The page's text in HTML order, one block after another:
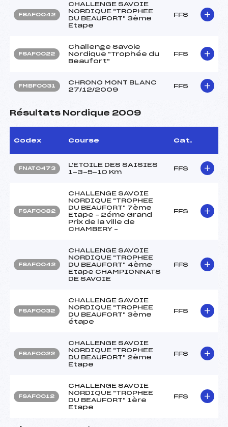
FSAF0042
CHALLENGE SAVOIE
NORDIQUE "TROPHEE
DU BEAUFORT" 3ème
Etape
FFS
FSAF0022
Challenge Savoie
Nordique "Trophée du
Beaufort"
FFS
FMBF0031
CHRONO MONT BLANC
27/12/2009
FFS
Résultats Nordique 2009
Codex Course Cat.
FNAT0473
L'ETOILE DES SAISIES
1-3-5-10 Km
FFS
FSAF0082
CHALLENGE SAVOIE
NORDIQUE "TROPHEE
DU BEAUFORT" 7ème
Etape – 2éme Grand
Prix de la Ville de
CHAMBERY –
FFS
FSAF0042
CHALLENGE SAVOIE
NORDIQUE "TROPHEE
DU BEAUFORT" 4ème
Etape CHAMPIONNATS
DE SAVOIE
FFS
FSAF0032
CHALLENGE SAVOIE
NORDIQUE "TROPHEE
DU BEAUFORT" 3ème
étape
FFS
FSAF0022
CHALLENGE SAVOIE
NORDIQUE "TROPHEE
DU BEAUFORT" 2ème
Etape
FFS
FSAF0012
CHALLENGE SAVOIE
NORDIQUE "TROPHEE
DU BEAUFORT" 1ère
Etape
FFS